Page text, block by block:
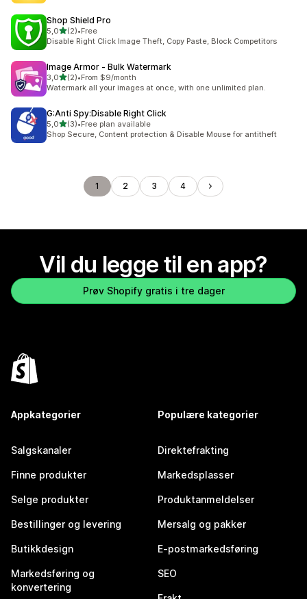
Shop Shield Pro
5,0av 5 stjerner
(2)
Totalt 2 omtaler
•Free
Disable Right Click Image Theft, Copy Paste, Block Competitors
Image Armor ‑ Bulk Watermark
3,0av 5 stjerner
(2)
Totalt 2 omtaler
•From $9/month
Watermark all your images at once, with one unlimited plan.
G:Anti Spy:Disable Right Click
5,0av 5 stjerner
(3)
Totalt 3 omtaler
•Free plan available
Shop Secure, Content protection & Disable Mouse for antitheft
1 2 3 4
Vil du legge til en app?
Prøv Shopify gratis i tre dager
Appkategorier
Salgskanaler
Finne produkter
Selge produkter
Bestillinger og levering
Butikkdesign
Markedsføring og
konvertering
Populære kategorier
Direktefrakting
Markedsplasser
Produktanmeldelser
Mersalg og pakker
E-postmarkedsføring
SEO